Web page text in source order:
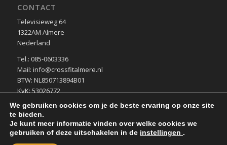
CONTACT
Televisieweg 64
1322AM Almere
Nederland
Tel.: 085-0603336
Mail: info@crossfitalmere.nl
BTW: NL850713894B01
KvK: 53026772
We gebruiken cookies om je de beste ervaring op onze site
te bieden.
Je kunt meer informatie vinden over welke cookies we
gebruiken of deze uitschakelen in de instellingen .